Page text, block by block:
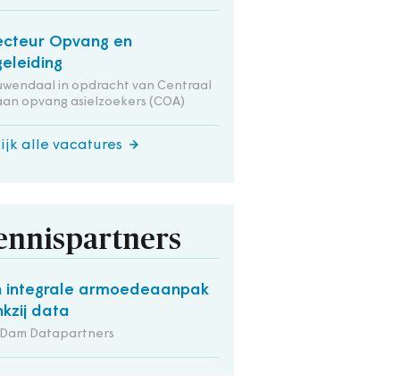
Opvang en
in opdracht van Centraal
opvang asielzoekers (COA)
alle vacatures
integrale armoedeaanpak
data
Datapartners